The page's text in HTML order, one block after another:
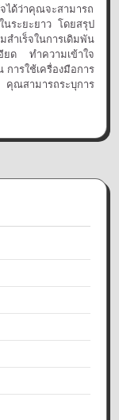
ได้ว่าคุณจะสามารถ
นระยะยาว โดยสรุป
ำเร็จในการเดิมพัน
ยด ทำความเข้าใจ
ารใช้เครื่องมือการ
คุณสามารถระบุการ